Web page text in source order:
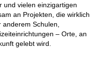
und vielen einzigartigen
an Projekten, die wirklich
Schulen,
– Orte, an
gelebt wird.